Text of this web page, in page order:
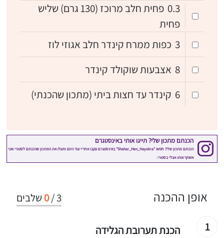
0.3
פחית חלב מרוכז (130 גרם) שליש
פחית
3 כפות ממרח קינדר חלב אגוזי לוז
8 אצבעות שוקולד קינדר
6 קינדר עד חצות ביתי (מתכון שהכנתי)
3
/
0 שלבים אופן ההכנה
1 הכנת תערובת הגלידה